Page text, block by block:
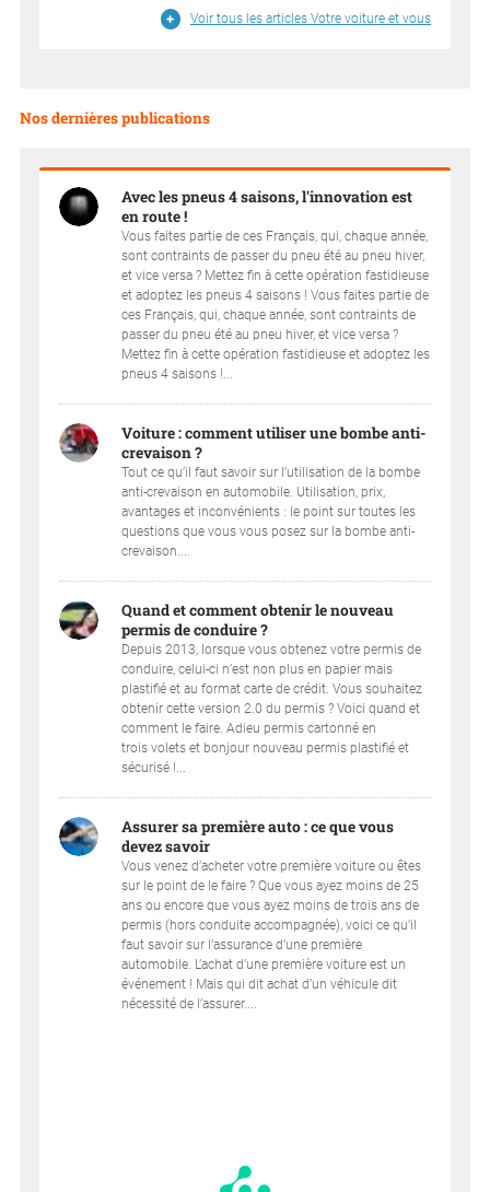
Voir tous les articles Votre voiture et vous
Nos dernières publications
Avec les pneus 4 saisons, l'innovation est
en route !
Vous faites partie de ces Français, qui, chaque année,
sont contraints de passer du pneu été au pneu hiver,
et vice versa ? Mettez fin à cette opération fastidieuse
et adoptez les pneus 4 saisons ! Vous faites partie de
ces Français, qui, chaque année, sont contraints de
passer du pneu été au pneu hiver, et vice versa ?
Mettez fin à cette opération fastidieuse et adoptez les
pneus 4 saisons !...
Voiture : comment utiliser une bombe anti-
crevaison ?
Tout ce qu’il faut savoir sur l’utilisation de la bombe
anti-crevaison en automobile. Utilisation, prix,
avantages et inconvénients : le point sur toutes les
questions que vous vous posez sur la bombe anti-
crevaison....
Quand et comment obtenir le nouveau
permis de conduire ?
Depuis 2013, lorsque vous obtenez votre permis de
conduire, celui-ci n’est non plus en papier mais
plastifié et au format carte de crédit. Vous souhaitez
obtenir cette version 2.0 du permis ? Voici quand et
comment le faire. Adieu permis cartonné en
trois volets et bonjour nouveau permis plastifié et
sécurisé !...
Assurer sa première auto : ce que vous
devez savoir
Vous venez d’acheter votre première voiture ou êtes
sur le point de le faire ? Que vous ayez moins de 25
ans ou encore que vous ayez moins de trois ans de
permis (hors conduite accompagnée), voici ce qu’il
faut savoir sur l’assurance d’une première
automobile. L’achat d’une première voiture est un
événement ! Mais qui dit achat d’un véhicule dit
nécessité de l’assurer....